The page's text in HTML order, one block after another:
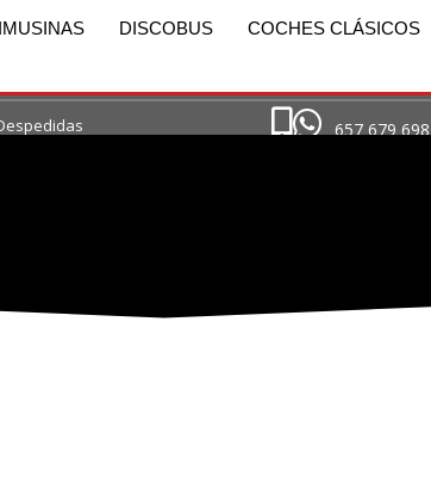
DISCOBUS COCHES CLÁSICOS
657 679 698